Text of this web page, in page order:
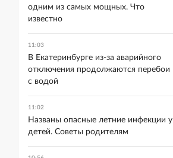
одним из самых мощных. Что
известно
11:03
В Екатеринбурге из-за аварийного
отключения продолжаются перебои
с водой
11:02
Названы опасные летние инфекции у
детей. Советы родителям